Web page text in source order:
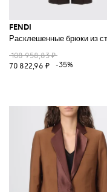
FENDI
Расклешенные брюки из
108 958,83 ₽
70 822,96 ₽
-35%